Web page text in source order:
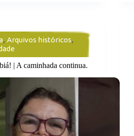
,Arquivos históricos,
| A caminhada continua.